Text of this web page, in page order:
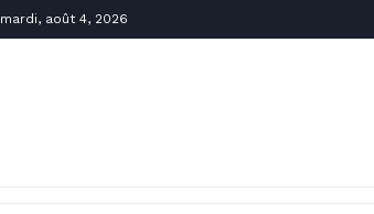
mardi, août 4, 2026